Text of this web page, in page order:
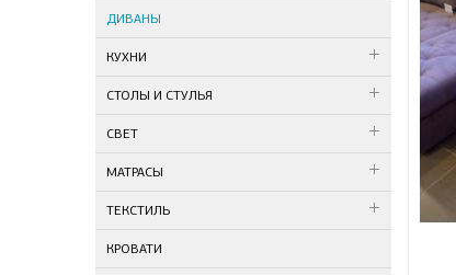
ДИВАНЫ
КУХНИ
СТОЛЫ И СТУЛЬЯ
СВЕТ
МАТРАСЫ
ТЕКСТИЛЬ
КРОВАТИ